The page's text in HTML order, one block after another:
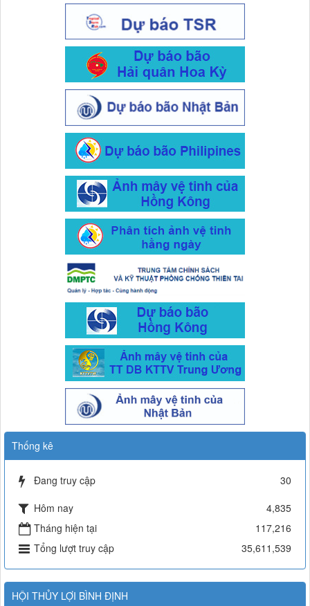
Thống kê
Đang truy cập
30
Hôm nay
4,835
Tháng hiện tại
117,216
Tổng lượt truy cập
35,611,539
HỘI THỦY LỢI BÌNH ĐỊNH